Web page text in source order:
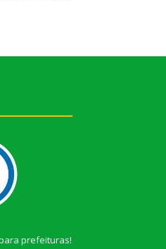
prefeituras!